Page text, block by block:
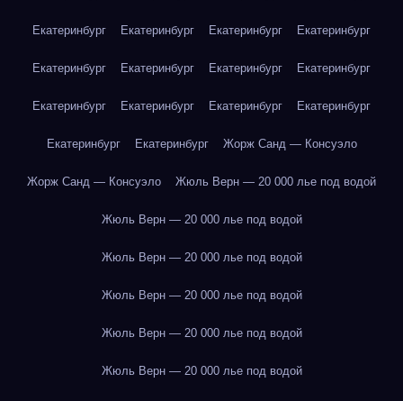
Екатеринбург Екатеринбург Екатеринбург Екатеринбург
Екатеринбург Екатеринбург Екатеринбург Екатеринбург
Екатеринбург Екатеринбург Екатеринбург Екатеринбург
Екатеринбург Екатеринбург Жорж Санд — Консуэло
Жорж Санд — Консуэло Жюль Верн — 20 000 лье под водой
Жюль Верн — 20 000 лье под водой
Жюль Верн — 20 000 лье под водой
Жюль Верн — 20 000 лье под водой
Жюль Верн — 20 000 лье под водой
Жюль Верн — 20 000 лье под водой